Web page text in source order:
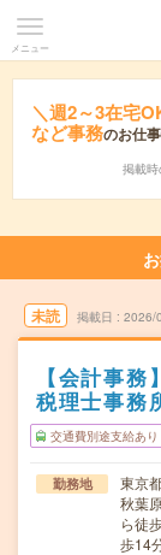
メニュー
＼週2～3在宅
など事務のお仕
掲載時
未読 掲載日 2026/
【会計事
税理士事務
交通費別途支給あり
勤務地
東京
秋葉
ら徒
歩14